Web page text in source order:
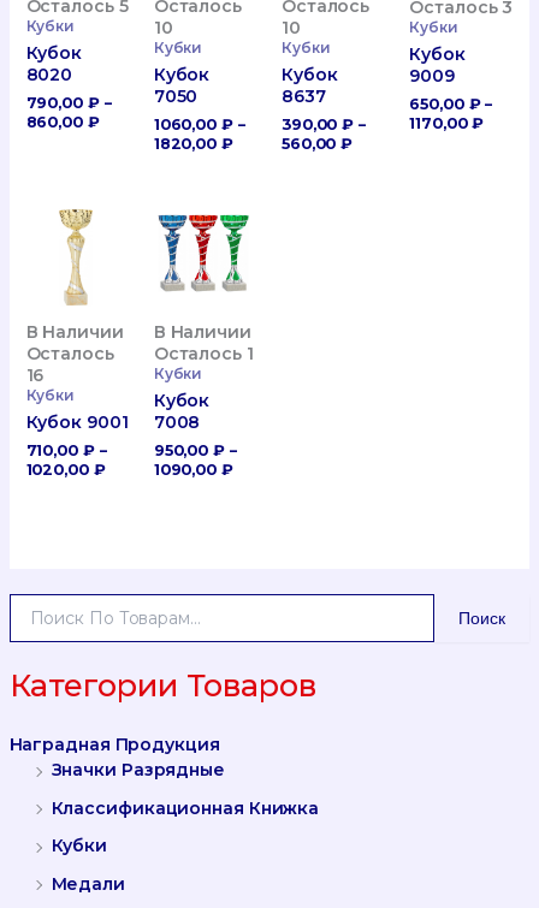
А
Т
:
Поиск
Категории Товаров
Наградная Продукция
Значки Разрядные
Классификационная Книжка
Кубки
Медали
Осталось 5
Кубки
Кубок
8020
790,00 ₽ –
860,00 ₽Диапазон
Осталось
10
Кубки
Кубок
7050
1060,00 ₽ –
1820,00 ₽Диапазон
1820,00 ₽
Осталось
10
Кубки
Кубок
8637
390,00₽ –
560,00₽Диапазон
Осталось 3
Кубки
Кубок
9009
650,00 ₽ –
1170,00₽
В Наличии
Осталось
16
Кубки
Кубок 9001
710,00 ₽ –
1020,00 ₽Диапазон
В Наличии
Осталось 1
Кубки
Кубок
7008
950,00₽ –
1090,00 ₽Диапазон